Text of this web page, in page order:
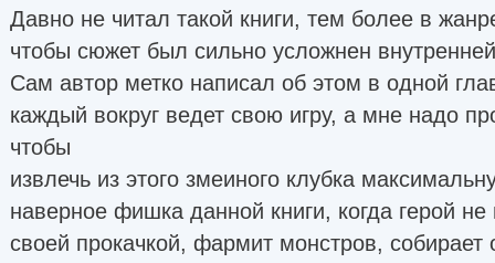
Давно не читал такой книги, тем более в
чтобы сюжет был сильно усложнен
Сам автор метко написал об этом в одной
каждый вокруг ведет свою игру, а мне надо
чтобы
извлечь из этого змеиного клубка
наверное фишка данной книги, когда герой не
своей прокачкой, фармит монстров, собирает